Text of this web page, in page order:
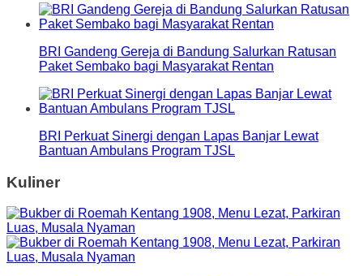
BRI Gandeng Gereja di Bandung Salurkan Ratusan
Paket Sembako bagi Masyarakat Rentan
BRI Perkuat Sinergi dengan Lapas Banjar Lewat
Bantuan Ambulans Program TJSL
Kuliner